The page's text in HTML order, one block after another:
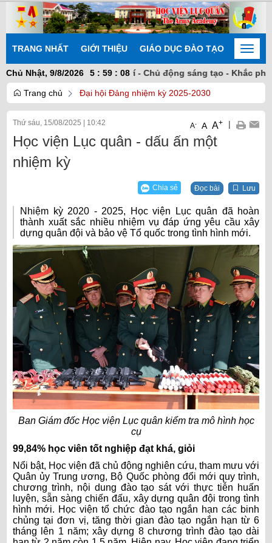
TRANG NHẤT GIỚI THIỆU GIÁO DỤC ĐÀO TẠO
Toggle
Chủ Nhật, 9/8/2026
5 : 59 : 08
- Đoàn kết nhất trí - Chủ động sáng tạo - Khắc phục khó
Trang chủ Đại hội Đảng nhiệm kỳ 2025-2030
Thứ sáu, 15/08/2025 10:42 A- A A+ |
Học viện Lục quân - dấu ấn một
nhiệm kỳ
Chia sẻ Đọc bài Lưu
Nhiệm kỳ 2020 - 2025, Học viện Lục quân đã hoàn
thành xuất sắc nhiều nhiệm vụ đáp ứng yêu cầu xây
dựng quân đội và bảo vệ Tổ quốc trong tình hình mới.
Ban Giám đốc Học viện Lục quân kiểm tra mô hình học
cụ
99,84% học viên tốt nghiệp đạt khá, giỏi
Nổi bật, Học viện đã chủ động nghiên cứu, tham mưu với
Quân ủy Trung ương, Bộ Quốc phòng đổi mới quy trình,
chương trình, nội dung đào tạo sát với thực tiễn huấn
luyện, sẵn sàng chiến đấu, xây dựng quân đội trong tình
hình mới. Học viện tổ chức đào tạo ngắn hạn các binh
chủng tại đơn vị, tăng thời gian đào tạo ngắn hạn từ 6
tháng lên 1 năm; xây dựng 8 chương trình đào tạo dài